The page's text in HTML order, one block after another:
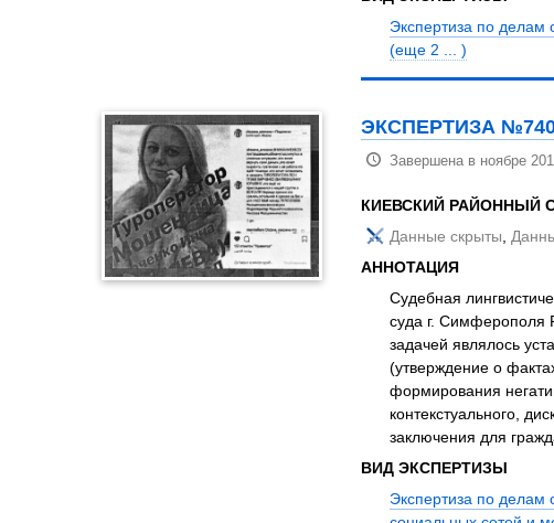
Экспертиза по делам
(еще 2 ... )
ЭКСПЕРТИЗА
Завершена в ноябре
КИЕВСКИЙ РАЙОННЫЙ
Данные скрыты,
АННОТАЦИЯ
Судебная
суда г. Симферополя
задачей являлось
(утверждение о
формирования
контекстуального,
заключения для
ВИД ЭКСПЕРТИЗЫ
Экспертиза по делам